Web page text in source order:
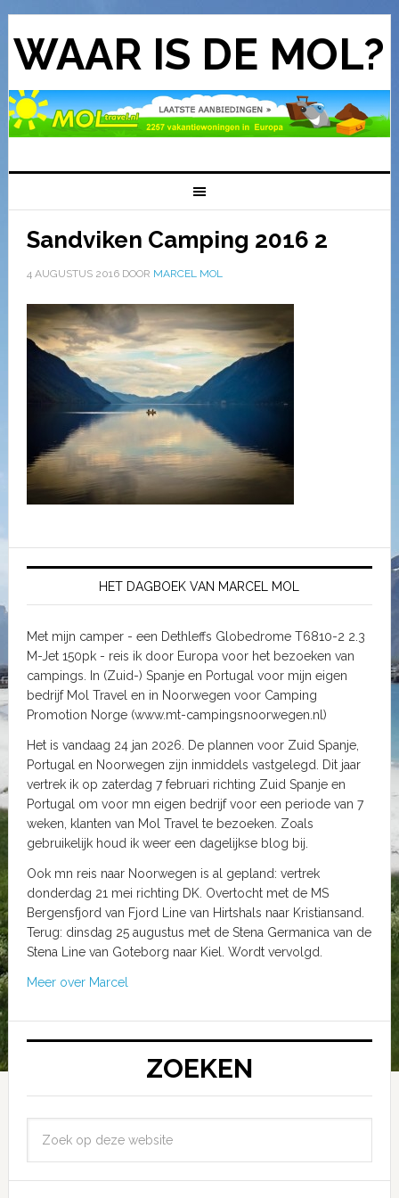
WAAR IS DE MOL?
Sandviken Camping 2016 2
4 AUGUSTUS 2016DOOR MARCEL MOL
HET DAGBOEK VAN MARCEL MOL
Met mijn camper - een Dethleffs Globedrome T6810-2 2.3
M-Jet 150pk - reis ik door Europa voor het bezoeken van
campings. In (Zuid-) Spanje en Portugal voor mijn eigen
bedrijf Mol Travel en in Noorwegen voor Camping
Promotion Norge (www.mt-campingsnoorwegen.nl)
Het is vandaag 24 jan 2026. De plannen voor Zuid Spanje,
Portugal en Noorwegen zijn inmiddels vastgelegd. Dit jaar
vertrek ik op zaterdag 7 februari richting Zuid Spanje en
Portugal om voor mn eigen bedrijf voor een periode van 7
weken, klanten van Mol Travel te bezoeken. Zoals
gebruikelijk houd ik weer een dagelijkse blog bij.
Ook mn reis naar Noorwegen is al gepland: vertrek
donderdag 21 mei richting DK. Overtocht met de MS
Bergensfjord van Fjord Line van Hirtshals naar Kristiansand.
Terug: dinsdag 25 augustus met de Stena Germanica van de
Stena Line van Goteborg naar Kiel. Wordt vervolgd.
Meer over Marcel
ZOEKEN